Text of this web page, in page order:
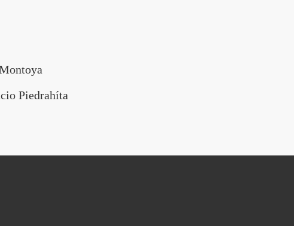
Piedrahíta